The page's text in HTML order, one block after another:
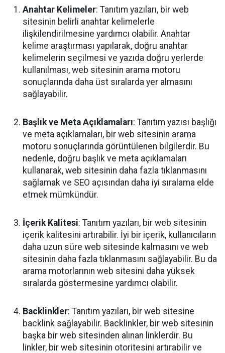
Anahtar Kelimeler: Tanıtım yazıları, bir web
sitesinin belirli anahtar kelimelerle
ilişkilendirilmesine yardımcı olabilir. Anahtar
kelime araştırması yapılarak, doğru anahtar
kelimelerin seçilmesi ve yazıda doğru yerlerde
kullanılması, web sitesinin arama motoru
sonuçlarında daha üst sıralarda yer almasını
sağlayabilir.
Başlık ve Meta Açıklamaları: Tanıtım yazısı başlığı
ve meta açıklamaları, bir web sitesinin arama
motoru sonuçlarında görüntülenen bilgilerdir. Bu
nedenle, doğru başlık ve meta açıklamaları
kullanarak, web sitesinin daha fazla tıklanmasını
sağlamak ve SEO açısından daha iyi sıralama elde
etmek mümkündür.
İçerik Kalitesi: Tanıtım yazıları, bir web sitesinin
içerik kalitesini artırabilir. İyi bir içerik, kullanıcıların
daha uzun süre web sitesinde kalmasını ve web
sitesinin daha fazla tıklanmasını sağlayabilir. Bu da
arama motorlarının web sitesini daha yüksek
sıralarda göstermesine yardımcı olabilir.
Backlinkler: Tanıtım yazıları, bir web sitesine
backlink sağlayabilir. Backlinkler, bir web sitesinin
başka bir web sitesinden alınan linklerdir. Bu
linkler, bir web sitesinin otoritesini artırabilir ve